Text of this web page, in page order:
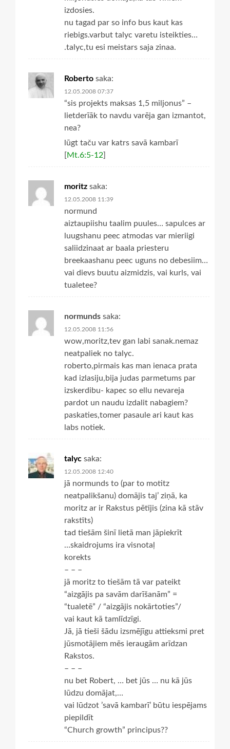
izdosies.
nu tagad par so info bus kaut kas
riebigs.varbut talyc varetu isteikties…
.talyc,tu esi meistars saja zinaa.
Roberto saka:
12.05.2008 07:37
“sis projekts maksas 1,5 miljonus” –
lietderīāk to navdu varēja gan izmantot,
nea?
lūgt taču var katrs savā kambarī
Mt.6:5-12
moritz saka:
12.05.2008 11:39
normund
aiztaupiishu taalim puules… sapulces ar
luugshanu peec atmodas var mieriigi
saliidzinaat ar baala priesteru
breekaashanu peec uguns no debesiim…
vai dievs buutu aizmidzis, vai kurls, vai
tualetee?
normunds saka:
12.05.2008 11:56
wow,moritz,tev gan labi sanak.nemaz
neatpaliek no talyc.
roberto,pirmais kas man ienaca prata
kad izlasiju,bija judas parmetums par
izskerdibu- kapec so ellu nevareja
pardot un naudu izdalit nabagiem?
paskaties,tomer pasaule ari kaut kas
labs notiek.
talyc saka:
12.05.2008 12:40
jā normunds to (par to motitz
neatpalikšanu) domājis taj’ ziņā, ka
moritz ar ir Rakstus pētījis (zina kā stāv
rakstīts)
tad tiešām šinī lietā man jāpiekrīt
…skaidrojums ira visnotaļ
korekts
– – –
jā moritz to tiešām tā var pateikt
“aizgājis pa savām darīšanām” =
“tualetē” / “aizgājis nokārtoties”/
vai kaut kā tamlīdzīgi.
Jā, jā tieši šādu izsmējīgu attieksmi pret
jūsmotājiem mēs ieraugām arīdzan
Rakstos.
– – –
nu bet Robert, … bet jūs … nu kā jūs
lūdzu domājat,…
vai lūdzot ’savā kambarī’ būtu iespējams
piepildīt
“Church growth” principus??